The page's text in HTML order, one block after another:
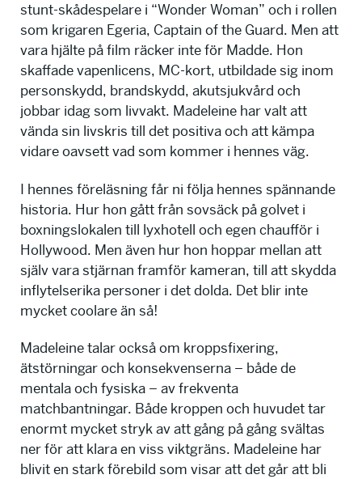
stunt-skådespelare i “Wonder Woman” och i rollen
som krigaren Egeria, Captain of the Guard. Men att
vara hjälte på film räcker inte för Madde. Hon
skaffade vapenlicens, MC-kort, utbildade sig inom
personskydd, brandskydd, akutsjukvård och
jobbar idag som livvakt. Madeleine har valt att
vända sin livskris till det positiva och att kämpa
vidare oavsett vad som kommer i hennes väg.
I hennes föreläsning får ni följa hennes spännande
historia. Hur hon gått från sovsäck på golvet i
boxningslokalen till lyxhotell och egen chaufför i
Hollywood. Men även hur hon hoppar mellan att
själv vara stjärnan framför kameran, till att skydda
inflytelserika personer i det dolda. Det blir inte
mycket coolare än så!
Madeleine talar också om kroppsfixering,
ätstörningar och konsekvenserna – både de
mentala och fysiska – av frekventa
matchbantningar. Både kroppen och huvudet tar
enormt mycket stryk av att gång på gång svältas
ner för att klara en viss viktgräns. Madeleine har
blivit en stark förebild som visar att det går att bli